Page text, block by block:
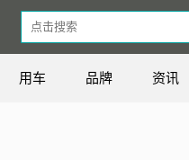
用车 品牌 资讯